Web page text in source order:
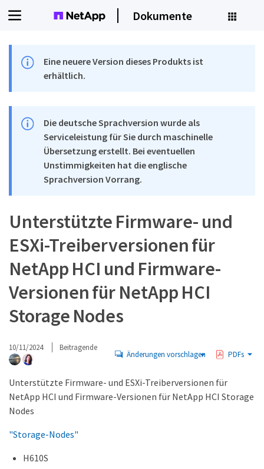
Dokumente
Eine neuere Version dieses Produkts ist
erhältlich.
Die deutsche Sprachversion wurde als
Serviceleistung für Sie durch maschinelle
Übersetzung erstellt. Bei eventuellen
Unstimmigkeiten hat die englische
Sprachversion Vorrang.
Unterstützte Firmware- und
ESXi-Treiberversionen für
NetApp HCI und Firmware-
Versionen für NetApp HCI
Storage Nodes
10/11/2024 Beitragende
Änderungen vorschlagen PDFs
Unterstützte Firmware- und ESXi-Treiberversionen für
NetApp HCI und Firmware-Versionen für NetApp HCI Storage
Nodes
"Storage-Nodes"
H610S